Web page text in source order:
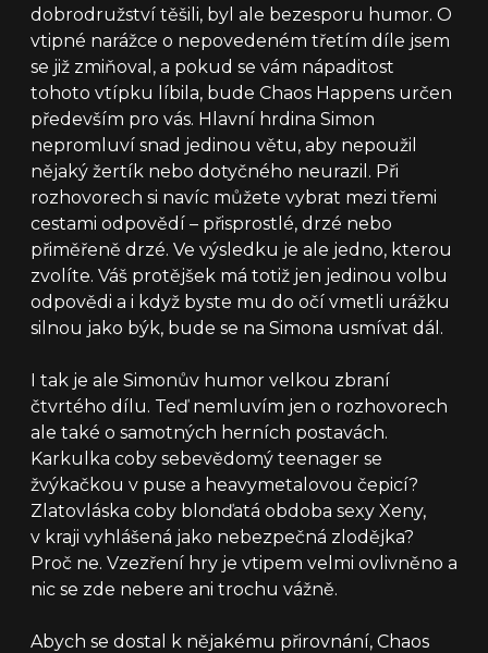
dobrodružství těšili, byl ale bezesporu humor. O
vtipné narážce o nepovedeném třetím díle jsem
se již zmiňoval, a pokud se vám nápaditost
tohoto vtípku líbila, bude Chaos Happens určen
především pro vás. Hlavní hrdina Simon
nepromluví snad jedinou větu, aby nepoužil
nějaký žertík nebo dotyčného neurazil. Při
rozhovorech si navíc můžete vybrat mezi třemi
cestami odpovědí – přisprostlé, drzé nebo
přiměřeně drzé. Ve výsledku je ale jedno, kterou
zvolíte. Váš protějšek má totiž jen jedinou volbu
odpovědi a i když byste mu do očí vmetli urážku
silnou jako býk, bude se na Simona usmívat dál.
I tak je ale Simonův humor velkou zbraní
čtvrtého dílu. Teď nemluvím jen o rozhovorech
ale také o samotných herních postavách.
Karkulka coby sebevědomý teenager se
žvýkačkou v puse a heavymetalovou čepicí?
Zlatovláska coby blonďatá obdoba sexy Xeny,
v kraji vyhlášená jako nebezpečná zlodějka?
Proč ne. Vzezření hry je vtipem velmi ovlivněno a
nic se zde nebere ani trochu vážně.
Abych se dostal k nějakému přirovnání, Chaos